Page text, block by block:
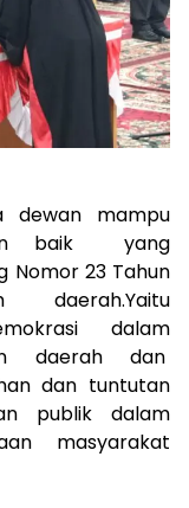
dewan mampu
baik yang
Nomor 23 Tahun
dalam
daerah dan
dan tuntutan
publik dalam
masyarakat